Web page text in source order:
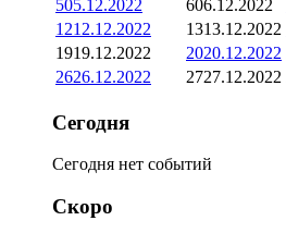
505.12.2022 606.12.2022
1212.12.2022 1313.12.2022
1919.12.2022 2020.12.2022
2626.12.2022 2727.12.2022
Сегодня
Сегодня нет событий
Скоро